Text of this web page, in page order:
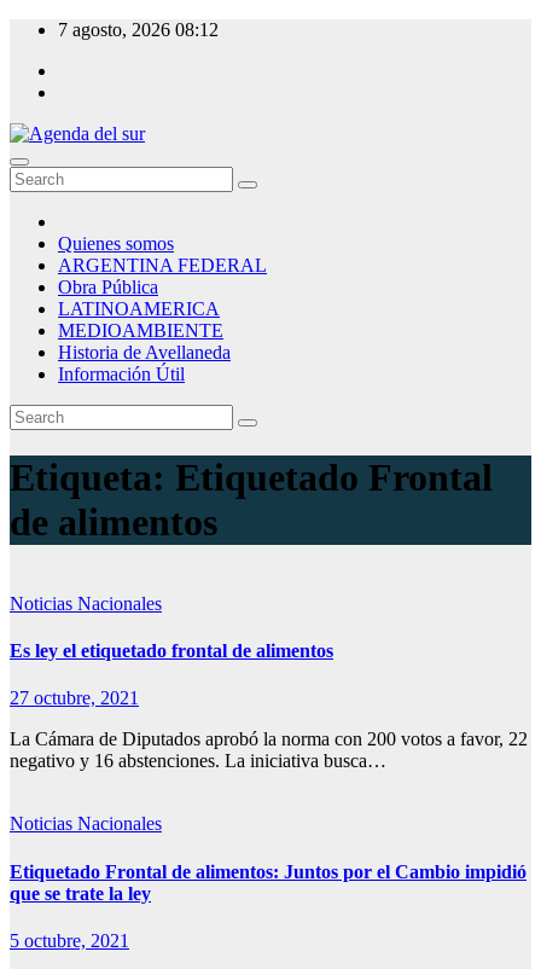
Skip
content
7 agosto, 2026 08:12
Agenda del sur
Quienes somos
ARGENTINA FEDERAL
Obra Pública
LATINOAMERICA
MEDIOAMBIENTE
Historia de Avellaneda
Información Útil
Etiqueta: Etiquetado Frontal
de alimentos
Noticias Nacionales
Es ley el etiquetado frontal de alimentos
27 octubre, 2021
La Cámara de Diputados aprobó la norma con 200 votos a favor, 22
negativo y 16 abstenciones. La iniciativa busca…
Noticias Nacionales
Etiquetado Frontal de alimentos: Juntos por el Cambio impidió
que se trate la ley
5 octubre, 2021